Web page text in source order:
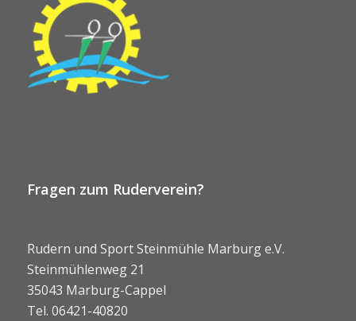
Fragen zum Ruderverein?
Rudern und Sport Steinmühle Marburg e.V.
Steinmühlenweg 21
35043 Marburg-Cappel
Tel. 06421-40820